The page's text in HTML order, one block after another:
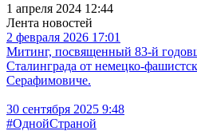
1 апреля 2024 12:44
Лента новостей
2 февраля 2026 17:01
Митинг, посвященный 83-й
Сталинграда от немецко-
Серафимовиче.
30 сентября 2025 9:48
#ОднойСтраной